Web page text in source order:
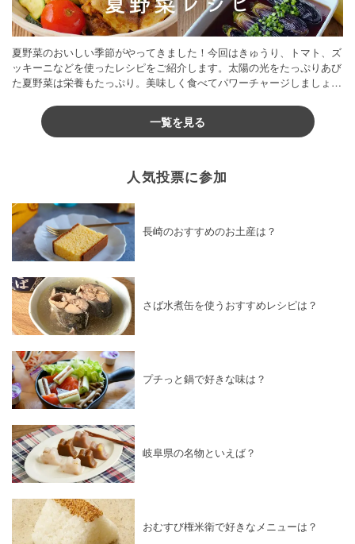
夏野菜のおいしい季節がやってきました！今回はきゅうり、トマト、ズ
ッキーニなどを使ったレシピをご紹介します。太陽の光をたっぷりあび
た夏野菜は栄養もたっぷり。美味しく食べてパワーチャージしましょう
一覧を見る
人気投票に参加
長崎のおすすめのお土産は？
さば水煮缶を使うおすすめレシピは？
プチっと鍋で好きな味は？
岐阜県の名物といえば？
おむすび権米衛で好きなメニューは？